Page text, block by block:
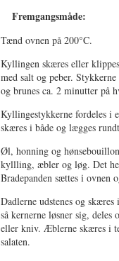
Fremgangsmåde:
Tænd ovnen på 200°C.
Kyllingen skæres eller
med salt og peber.
og brunes ca. 2 minutter på
Kyllingestykkerne fordeles i
skæres i både og lægges
Øl, honning og
kyllling, æbler og løg. Det
Bradepanden sættes i ovnen
Dadlerne udstenes og
så kernerne løsner sig, deles
eller kniv. Æblerne skæres i
salaten.